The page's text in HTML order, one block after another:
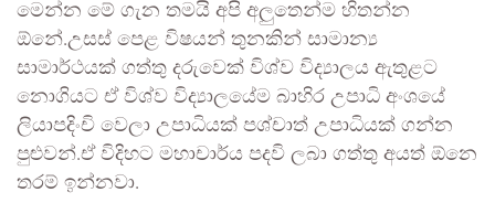
මෙන්න මේ ගැන තමයි අපි අලුතෙන්ම හිතන්න
ඕනේ.උසස් පෙළ විෂයන් තුනකින් සාමාන්‍ය
සාමාර්ථයක් ගත්තු දරුවෙක් විශ්ව විද්‍යාලය ඇතුළට
නොගියට ඒ විශ්ව විද්‍යාලයේම බාහිර උපාධි අංශයේ
ලියාපදිංචි වෙලා උපාධියක් පශ්චාත් උපාධියක් ගන්න
පුළුවන්.ඒ විදිහට මහාචාර්ය පදවි ලබා ගත්තු අයත් ඕනෙ
තරම් ඉන්නවා.